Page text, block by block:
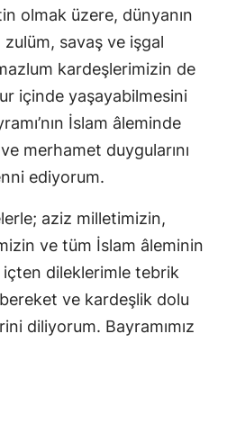
olmak üzere, dünyanın
savaş ve işgal
kardeşlerimizin de
içinde yaşayabilmesini
İslam âleminde
merhamet duygularını
ediyorum.
aziz milletimizin,
ve tüm İslam âleminin
içten dileklerimle tebrik
ve kardeşlik dolu
diliyorum. Bayramımız